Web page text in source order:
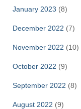
January 2023 (8)
December 2022 (7)
November 2022 (10)
October 2022 (9)
September 2022 (8)
August 2022 (9)